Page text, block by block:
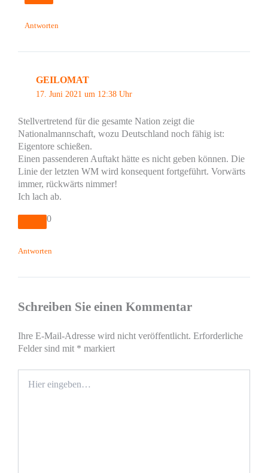
Antworten
GEILOMAT
17. Juni 2021 um 12:38 Uhr
Stellvertretend für die gesamte Nation zeigt die
Nationalmannschaft, wozu Deutschland noch fähig ist:
Eigentore schießen.
Einen passenderen Auftakt hätte es nicht geben können. Die
Linie der letzten WM wird konsequent fortgeführt. Vorwärts
immer, rückwärts nimmer!
Ich lach ab.
0
Antworten
Schreiben Sie einen Kommentar
Ihre E-Mail-Adresse wird nicht veröffentlicht. Erforderliche
Felder sind mit * markiert
eingeben…